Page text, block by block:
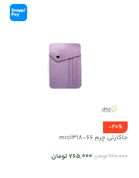
-20%
جاکارتی چرم mrc1318-66
960,000تومان765,000تومان